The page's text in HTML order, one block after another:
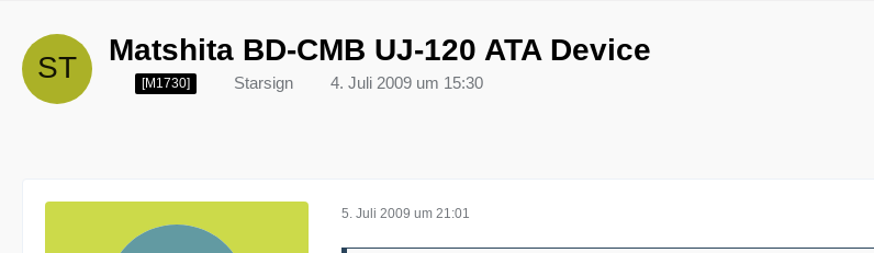
Matshita BD-CMB UJ-120 ATA Device
[M1730] Starsign 4. Juli 2009 um 15:30
5. Juli 2009 um 21:01